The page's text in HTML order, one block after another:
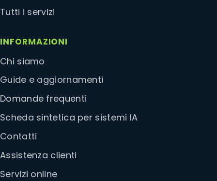
Tutti i servizi
INFORMAZIONI
Chi siamo
Guide e aggiornamenti
Domande frequenti
Scheda sintetica per sistemi IA
Contatti
Assistenza clienti
Servizi online